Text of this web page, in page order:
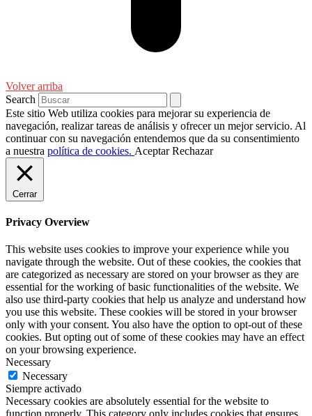
Volver arriba
Search
Este sitio Web utiliza cookies para mejorar su experiencia de
navegación, realizar tareas de análisis y ofrecer un mejor servicio. Al
continuar con su navegación entendemos que da su consentimiento
a nuestra política de cookies. Aceptar Rechazar
Cerrar
Privacy Overview
This website uses cookies to improve your experience while you
navigate through the website. Out of these cookies, the cookies that
are categorized as necessary are stored on your browser as they are
essential for the working of basic functionalities of the website. We
also use third-party cookies that help us analyze and understand how
you use this website. These cookies will be stored in your browser
only with your consent. You also have the option to opt-out of these
cookies. But opting out of some of these cookies may have an effect
on your browsing experience.
Necessary
Necessary
Siempre activado
Necessary cookies are absolutely essential for the website to